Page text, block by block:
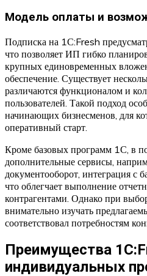
Модель оплаты и
Подписка на 1С:Fresh
что позволяет ИП гибко
крупных единовременных
обеспечение. Существует
различаются функционалом и
пользователей. Такой подход
начинающих бизнесменов, для
оперативный старт.
Кроме базовых программ 1С, в
дополнительные сервисы,
документооборот, интеграция
что облегчает выполнение
контрагентами. Однако при
внимательно изучать
соответствовал потребностям
Преимущества
индивидуальных